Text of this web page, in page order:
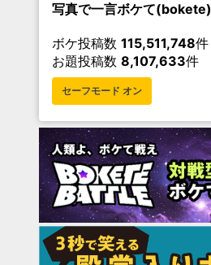
写真で一言ボケて(bokete)
ボケ投稿数 115,511,748件
お題投稿数 8,107,633件
セーフモード オン